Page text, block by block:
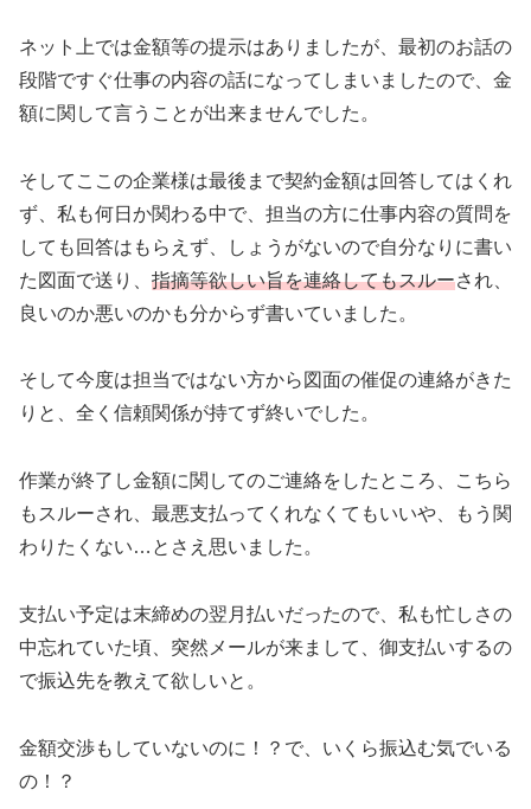
ネット上では金額等の提示はありましたが、最初のお話の
段階ですぐ仕事の内容の話になってしまいましたので、金
額に関して言うことが出来ませんでした。
そしてここの企業様は最後まで契約金額は回答してはくれ
ず、私も何日か関わる中で、担当の方に仕事内容の質問を
しても回答はもらえず、しょうがないので自分なりに書い
た図面で送り、 指摘等欲しい旨を連絡してもスルーされ、
良いのか悪いのかも分からず書いていました。
そして今度は担当ではない方から図面の催促の連絡がきた
りと、全く信頼関係が持てず終いでした。
作業が終了し金額に関してのご連絡をしたところ、こちら
もスルーされ、最悪支払ってくれなくてもいいや、もう関
わりたくない…とさえ思いました。
支払い予定は末締めの翌月払いだったので、私も忙しさの
中忘れていた頃、突然メールが来まして、御支払いするの
で振込先を教えて欲しいと。
金額交渉もしていないのに！？で、いくら振込む気でいる
の！？